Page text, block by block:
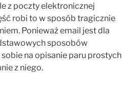
z poczty elektronicznej
robi to w sposób tragicznie
Ponieważ email jest dla
sposobów
na opisanie paru prostych
z niego.